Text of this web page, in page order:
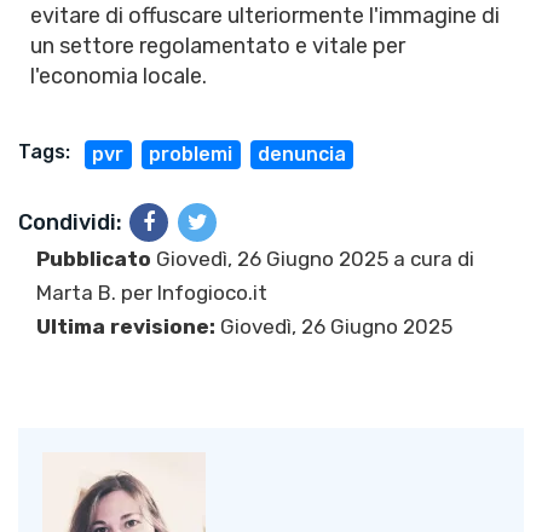
evitare di offuscare ulteriormente l'immagine di
un settore regolamentato e vitale per
l'economia locale.
Tags: pvr problemi denuncia
Condividi:
Pubblicato Giovedì, 26 Giugno 2025 a cura di
Marta B. per Infogioco.it
Ultima revisione: Giovedì, 26 Giugno 2025